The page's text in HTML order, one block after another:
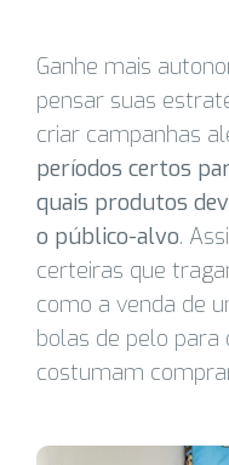
Ganhe mais
pensar suas
criar campanhas
períodos certos
quais produtos
o público-alvo.
certeiras que
como a venda de
bolas de pelo para
costumam